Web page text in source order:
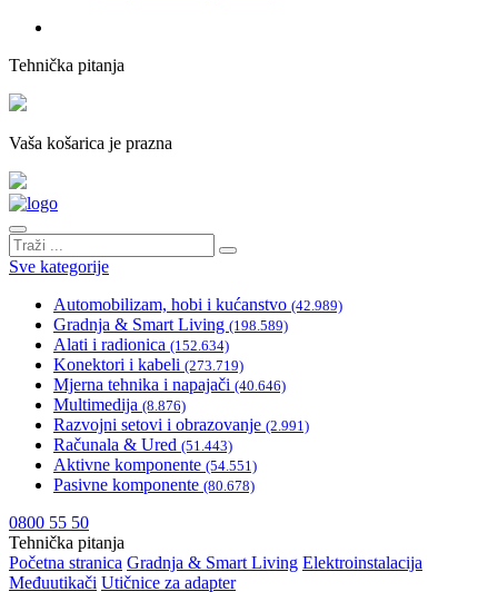
Tehnička pitanja
Vaša košarica je prazna
Sve kategorije
Automobilizam, hobi i kućanstvo (42.989)
Gradnja & Smart Living (198.589)
Alati i radionica (152.634)
Konektori i kabeli (273.719)
Mjerna tehnika i napajači (40.646)
Multimedija (8.876)
Razvojni setovi i obrazovanje (2.991)
Računala & Ured (51.443)
Aktivne komponente (54.551)
Pasivne komponente (80.678)
0800 55 50
Tehnička pitanja
Početna stranica Gradnja & Smart Living Elektroinstalacija
Međuutikači Utičnice za adapter